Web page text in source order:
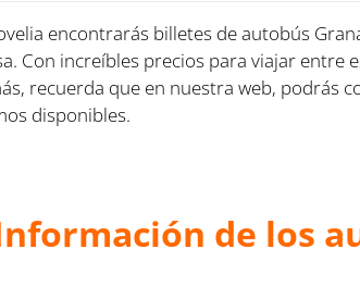
encontrarás billetes de autobús
Con increíbles precios para viajar entre
recuerda que en nuestra web, podrás
disponibles.
de los